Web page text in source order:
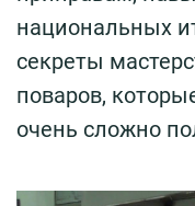
национальных
секреты
поваров,
очень сложно